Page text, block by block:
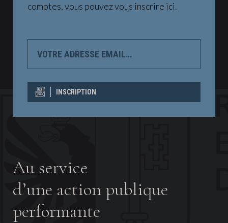
comptes, vous pouvez vous inscrire ici.
ADRESSE
INSCRIPTION
Au service
d’une action publique
performante